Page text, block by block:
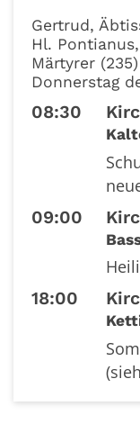
Gertrud,
Hl.
Märtyrer (235)
Donnerstag
08:30
09:00
18:00